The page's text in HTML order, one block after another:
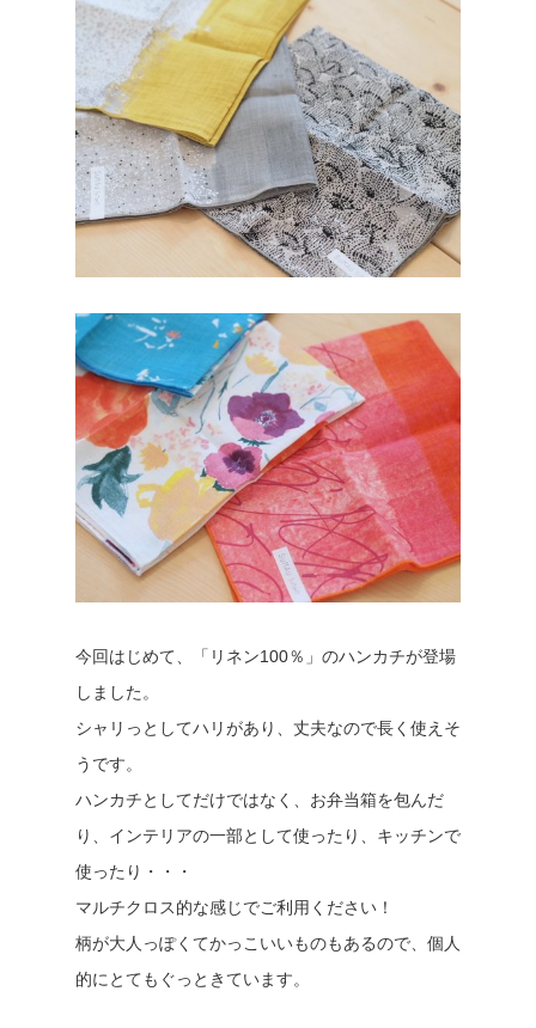
今回はじめて、「リネン100％」のハンカチが登場
しました。
シャリっとしてハリがあり、丈夫なので長く使えそ
うです。
ハンカチとしてだけではなく、お弁当箱を包んだ
り、インテリアの一部として使ったり、キッチンで
使ったり・・・
マルチクロス的な感じでご利用ください！
柄が大人っぽくてかっこいいものもあるので、個人
的にとてもぐっときています。